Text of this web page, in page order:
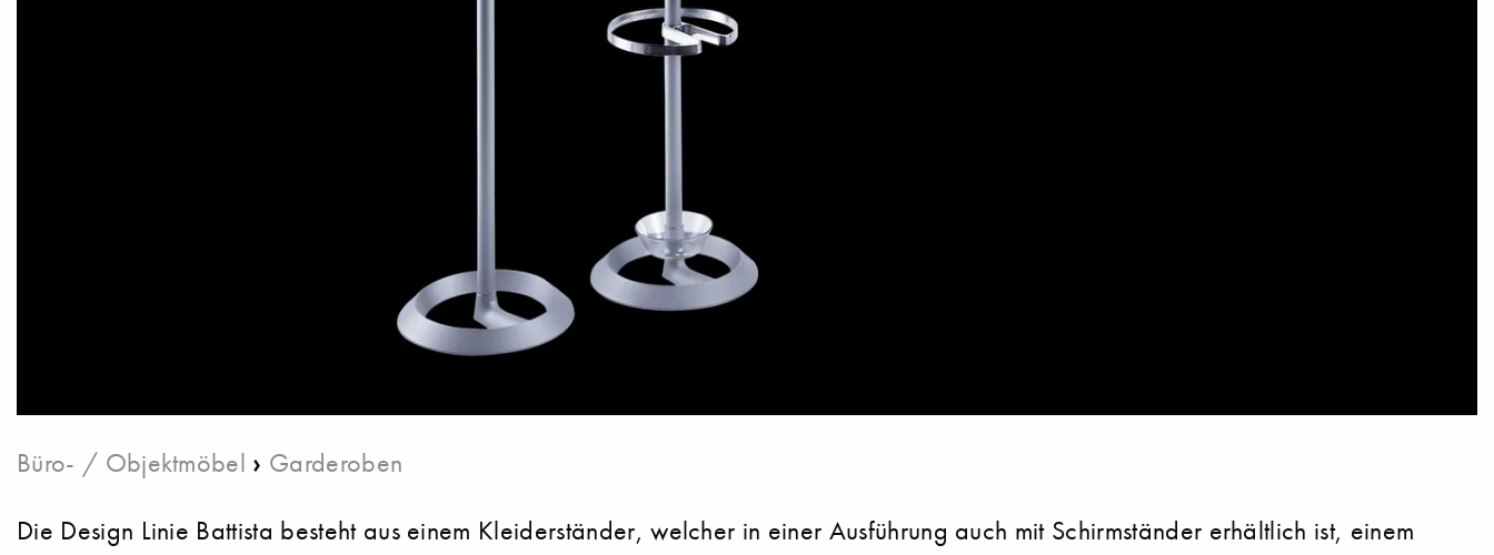
Büro- / Objektmöbel › Garderoben
Die Design Linie Battista besteht aus einem Kleiderständer, welcher in einer Ausführung auch mit Schirmständer erhältlich ist, einem